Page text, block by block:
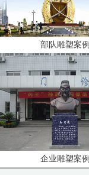
部队雕塑案例
企业雕塑案例